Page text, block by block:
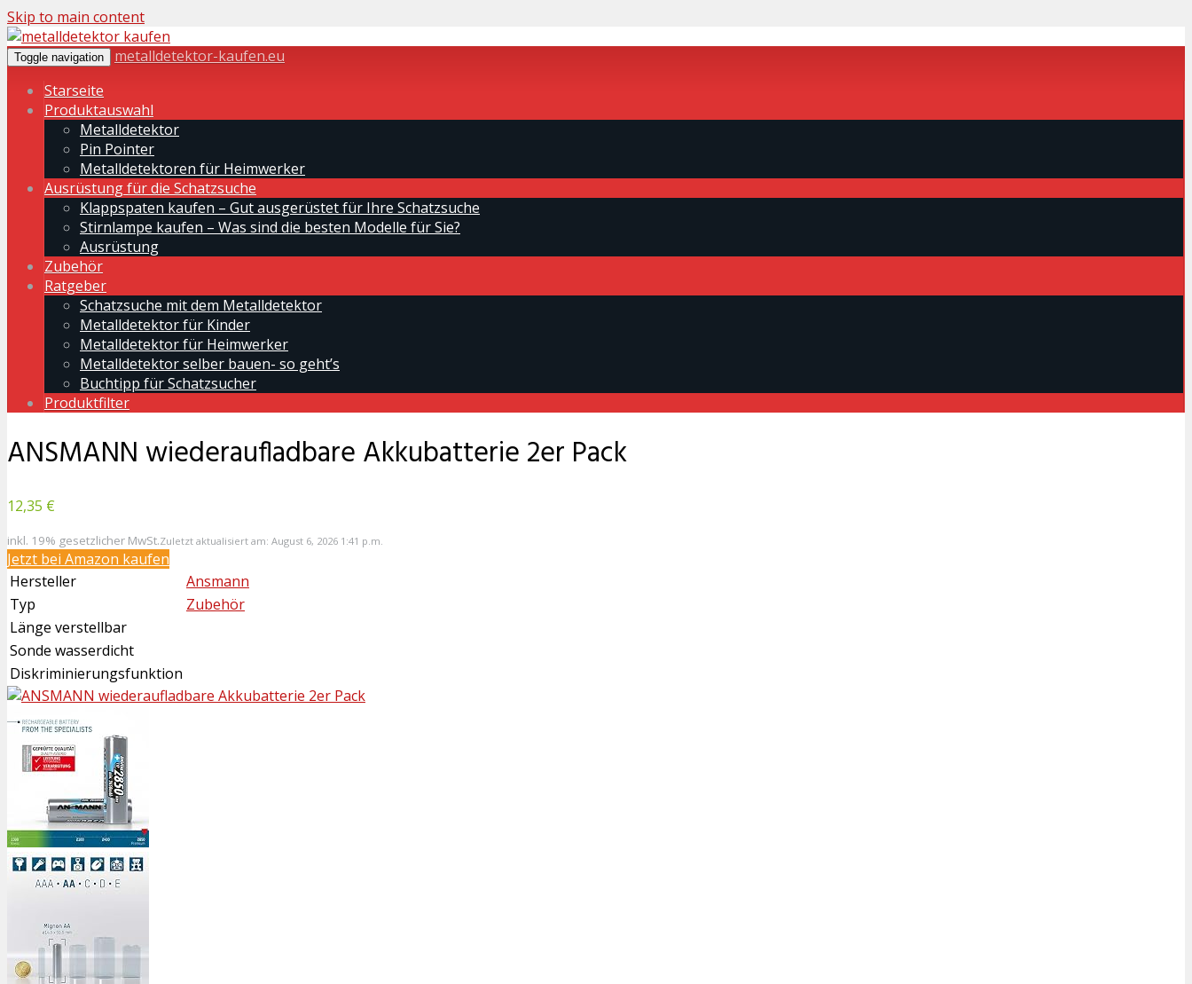
Skip to main content
Toggle navigation
metalldetektor-kaufen.eu
Starseite
Produktauswahl
Metalldetektor
Pin Pointer
Metalldetektoren für Heimwerker
Ausrüstung für die Schatzsuche
Klappspaten kaufen – Gut ausgerüstet für Ihre Schatzsuche
Stirnlampe kaufen – Was sind die besten Modelle für Sie?
Ausrüstung
Zubehör
Ratgeber
Schatzsuche mit dem Metalldetektor
Metalldetektor für Kinder
Metalldetektor für Heimwerker
Metalldetektor selber bauen- so geht’s
Buchtipp für Schatzsucher
Produktfilter
ANSMANN wiederaufladbare Akkubatterie 2er Pack
12,35 €
inkl. 19% gesetzlicher MwSt.Zuletzt aktualisiert am: August 6, 2026 1:41 p.m.
Jetzt bei Amazon kaufen
Hersteller
Ansmann
Typ
Zubehör
Länge verstellbar
Sonde wasserdicht
Diskriminierungsfunktion